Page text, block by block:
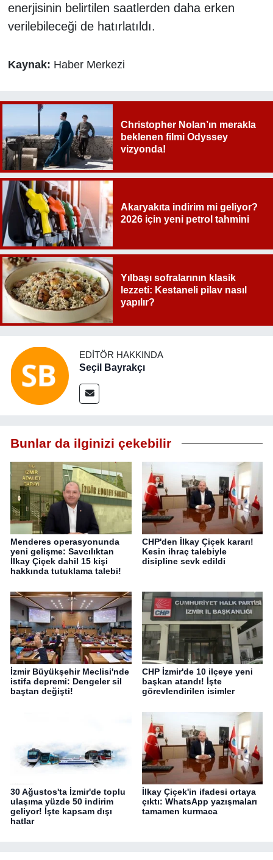
enerjisinin belirtilen saatlerden daha erken
verilebileceği de hatırlatıldı.
Kaynak: Haber Merkezi
Christopher Nolan’ın merakla
beklenen filmi Odyssey
vizyonda!
Akaryakıta indirim mi geliyor?
2026 için yeni petrol tahmini
Yılbaşı sofralarının klasik
lezzeti: Kestaneli pilav nasıl
yapılır?
EDITÖR HAKKINDA
Seçil Bayrakçı
Bunlar da ilginizi çekebilir
Menderes operasyonunda
yeni gelişme: Savcılıktan
İlkay Çiçek dahil 15 kişi
hakkında tutuklama talebi!
CHP'den İlkay Çiçek kararı!
Kesin ihraç talebiyle
disipline sevk edildi
İzmir Büyükşehir Meclisi'nde
istifa depremi: Dengeler sil
baştan değişti!
CHP İzmir'de 10 ilçeye yeni
başkan atandı! İşte
görevlendirilen isimler
30 Ağustos'ta İzmir'de toplu
ulaşıma yüzde 50 indirim
geliyor! İşte kapsam dışı
hatlar
İlkay Çiçek'in ifadesi ortaya
çıktı: WhatsApp yazışmaları
tamamen kurmaca